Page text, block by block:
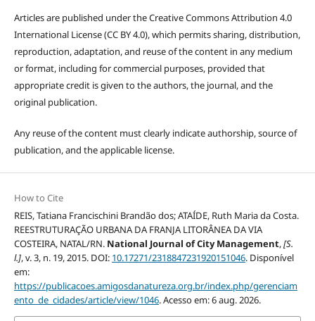
Articles are published under the Creative Commons Attribution 4.0
International License (CC BY 4.0), which permits sharing, distribution,
reproduction, adaptation, and reuse of the content in any medium
or format, including for commercial purposes, provided that
appropriate credit is given to the authors, the journal, and the
original publication.
Any reuse of the content must clearly indicate authorship, source of
publication, and the applicable license.
How to Cite
REIS, Tatiana Francischini Brandão dos; ATAÍDE, Ruth Maria da Costa.
REESTRUTURAÇÃO URBANA DA FRANJA LITORÂNEA DA VIA
COSTEIRA, NATAL/RN. National Journal of City Management,[S.
l.], v. 3, n. 19, 2015. DOI: 10.17271/2318847231920151046. Disponível
em:
https://publicacoes.amigosdanatureza.org.br/index.php/gerenciam
ento_de_cidades/article/view/1046. Acesso em: 6 aug. 2026.